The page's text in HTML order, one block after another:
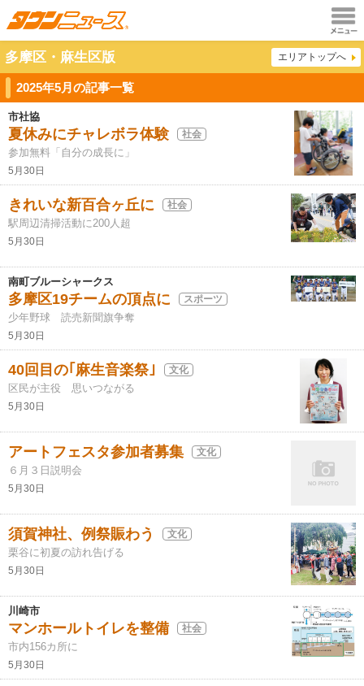
メニュ
ー
多摩区・麻生区版 エリアトップへ
2025年5月の記事一覧
市社協
夏休みにチャレボラ体験 社会
参加無料「自分の成長に」
5月30日
きれいな新百合ヶ丘に 社会
駅周辺清掃活動に200人超
5月30日
南町ブルーシャークス
多摩区19チームの頂点に スポーツ
少年野球 読売新聞旗争奪
5月30日
40回目の｢麻生音楽祭｣ 文化
区民が主役 思いつながる
5月30日
アートフェスタ参加者募集 文化
６月３日説明会
5月30日
須賀神社、例祭賑わう 文化
栗谷に初夏の訪れ告げる
5月30日
川崎市
マンホールトイレを整備 社会
市内156カ所に
5月30日